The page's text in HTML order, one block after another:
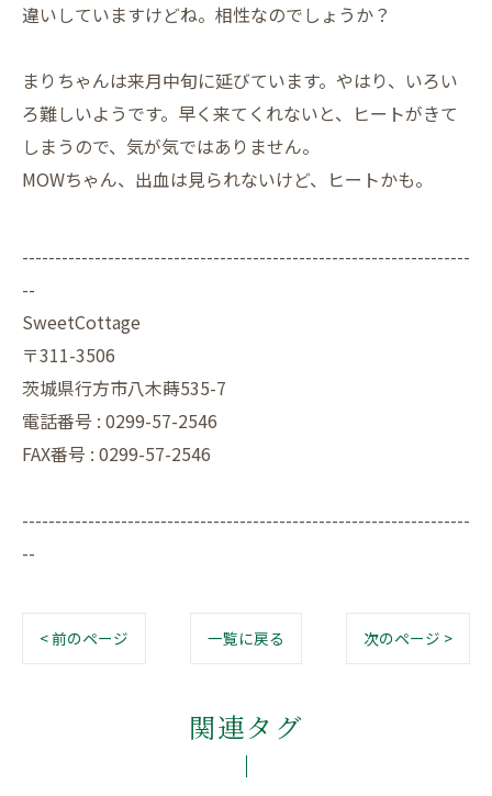
違いしていますけどね。相性なのでしょうか？
まりちゃんは来月中旬に延びています。やはり、いろい
ろ難しいようです。早く来てくれないと、ヒートがきて
しまうので、気が気ではありません。
MOWちゃん、出血は見られないけど、ヒートかも。
--------------------------------------------------------------------
--
SweetCottage
〒311-3506
茨城県行方市八木蒔535-7
電話番号 : 0299-57-2546
FAX番号 : 0299-57-2546
--------------------------------------------------------------------
--
< 前のページ 一覧に戻る 次のページ >
関連タグ